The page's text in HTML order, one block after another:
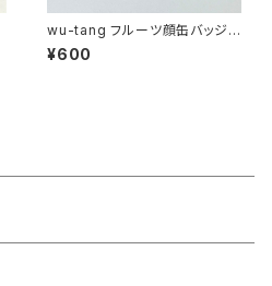
wu-tang フルーツ顔缶バッジ 2
個セット
¥600